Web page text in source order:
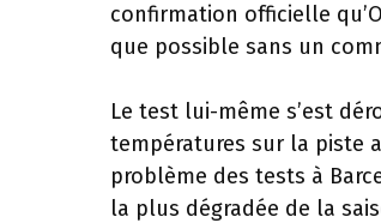
confirmation officielle
que possible sans un
Le test lui-même s’est
températures sur la piste
problème des tests à
la plus dégradée de la